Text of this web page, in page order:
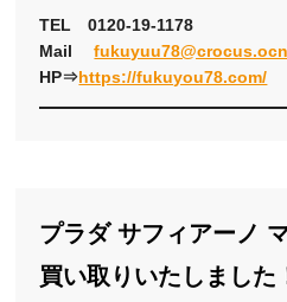
TEL 0120-19-1178
Mail
HP⇒https://fukuyou78.com/
プラダ サフィアーノ
買い取りいたしました